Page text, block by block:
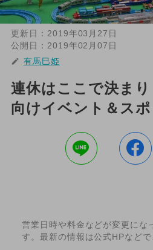
更新日： 2019年03月27日
公開日： 2019年02月07日
有馬巳姫
連休はここで決ま
向けイベント＆ス
営業日時や料金などが変更にな
す。最新の情報は公式HPなどで